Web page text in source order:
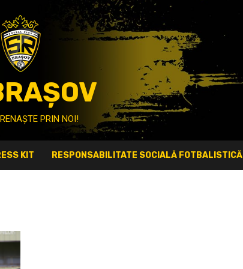
PRIN NOI!
KIT RESPONSABILITATE SOCIALĂ FOTBALISTICĂ